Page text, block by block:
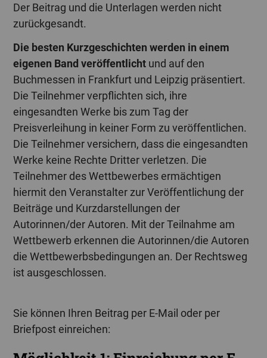
Der Beitrag und die Unterlagen werden nicht
zurückgesandt.
Die besten Kurzgeschichten werden in einem
eigenen Band veröffentlicht und auf den
Buchmessen in Frankfurt und Leipzig präsentiert.
Die Teilnehmer verpflichten sich, ihre
eingesandten Werke bis zum Tag der
Preisverleihung in keiner Form zu veröffentlichen.
Die Teilnehmer versichern, dass die eingesandten
Werke keine Rechte Dritter verletzen. Die
Teilnehmer des Wettbewerbes ermächtigen
hiermit den Veranstalter zur Veröffentlichung der
Beiträge und Kurzdarstellungen der
Autorinnen/der Autoren. Mit der Teilnahme am
Wettbewerb erkennen die Autorinnen/die Autoren
die Wettbewerbsbedingungen an. Der Rechtsweg
ist ausgeschlossen.
Sie können Ihren Beitrag per E-Mail oder per
Briefpost einreichen: